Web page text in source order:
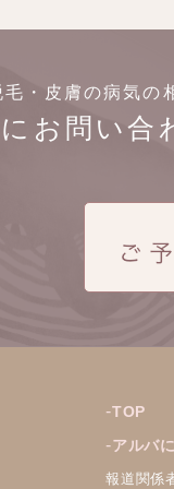
・皮膚の病気の
お問い合
TOP
アルバ
報道関係